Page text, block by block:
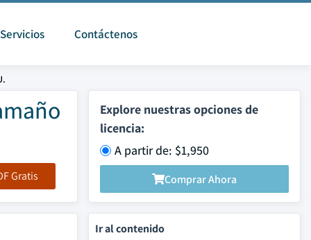
Contáctenos
Gratis
Explore nuestras opciones de
licencia:
A partir de: $1,950
Comprar Ahora
Ir al contenido